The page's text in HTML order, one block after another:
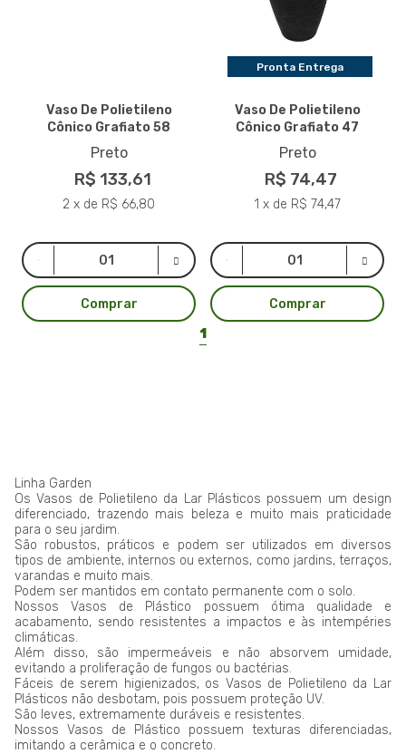
Vaso De Polietileno
Cônico Grafiato 58
Preto
R$ 133,61
2 x de R$ 66,80
Comprar
Pronta Entrega
Vaso De Polietileno
Cônico Grafiato 47
Preto
R$ 74,47
1 x de R$ 74,47
Comprar
1
Linha Garden
Os Vasos de Polietileno da Lar Plásticos possuem um design
diferenciado, trazendo mais beleza e muito mais praticidade
para o seu jardim.
São robustos, práticos e podem ser utilizados em diversos
tipos de ambiente, internos ou externos, como jardins, terraços,
varandas e muito mais.
Podem ser mantidos em contato permanente com o solo.
Nossos Vasos de Plástico possuem ótima qualidade e
acabamento, sendo resistentes a impactos e às intempéries
climáticas.
Além disso, são impermeáveis e não absorvem umidade,
evitando a proliferação de fungos ou bactérias.
Fáceis de serem higienizados, os Vasos de Polietileno da Lar
Plásticos não desbotam, pois possuem proteção UV.
São leves, extremamente duráveis e resistentes.
Nossos Vasos de Plástico possuem texturas diferenciadas,
imitando a cerâmica e o concreto.